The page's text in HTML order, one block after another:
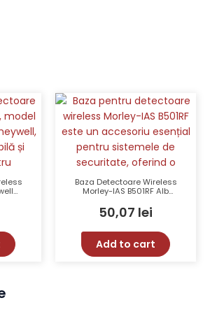
Baza Detectoare Wireless
Morley-IAS B501RF Alb
50,07 lei
Add to cart